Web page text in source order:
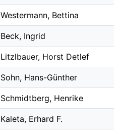
Westermann, Bettina
Beck, Ingrid
Litzlbauer, Horst Detlef
Sohn, Hans-Günther
Schmidtberg, Henrike
Kaleta, Erhard F.